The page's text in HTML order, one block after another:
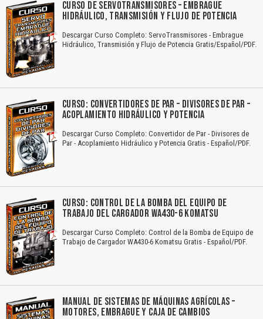
CURSO DE SERVOTRANSMISORES – EMBRAGUE
HIDRÁULICO, TRANSMISIÓN Y FLUJO DE POTENCIA
Descargar Curso Completo: ServoTransmisores - Embrague
Hidráulico, Transmisión y Flujo de Potencia Gratis/Español/PDF.
CURSO: CONVERTIDORES DE PAR – DIVISORES DE PAR –
ACOPLAMIENTO HIDRÁULICO Y POTENCIA
Descargar Curso Completo: Convertidor de Par - Divisores de
Par - Acoplamiento Hidráulico y Potencia Gratis - Español/PDF.
CURSO: CONTROL DE LA BOMBA DEL EQUIPO DE
TRABAJO DEL CARGADOR WA430-6 KOMATSU
Descargar Curso Completo: Control de la Bomba de Equipo de
Trabajo de Cargador WA430-6 Komatsu Gratis - Español/PDF.
MANUAL DE SISTEMAS DE MÁQUINAS AGRÍCOLAS –
MOTORES, EMBRAGUE Y CAJA DE CAMBIOS